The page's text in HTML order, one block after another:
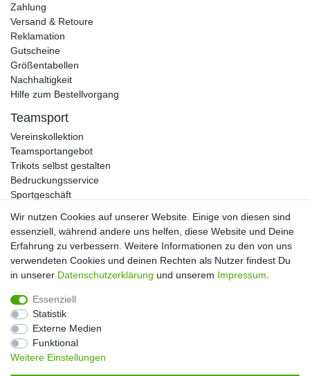
Zahlung
Versand & Retoure
Reklamation
Gutscheine
Größentabellen
Nachhaltigkeit
Hilfe zum Bestellvorgang
Teamsport
Vereinskollektion
Teamsportangebot
Trikots selbst gestalten
Bedruckungsservice
Sportgeschäft
Widerrufs­recht
Wir nutzen Cookies auf unserer Website. Einige von diesen sind
essenziell, während andere uns helfen, diese Website und Deine
Erfahrung zu verbessern. Weitere Informationen zu den von uns
verwendeten Cookies und deinen Rechten als Nutzer findest Du
in unserer Daten­schutz­erklärung und unserem Impressum
Essenziell
Statistik
Externe Medien
Funktional
Weitere Einstellungen